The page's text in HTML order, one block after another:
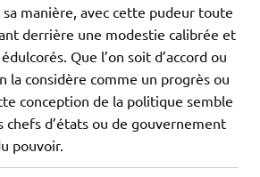
manière, avec cette pudeur toute
derrière une modestie calibrée et
Que l’on soit d’accord ou
la considère comme un progrès ou
conception de la politique semble
chefs d’états ou de gouvernement
pouvoir.